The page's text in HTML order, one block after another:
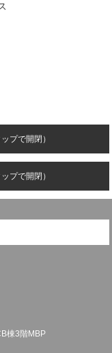
プで開閉）
プで開閉）
棟3階MBP